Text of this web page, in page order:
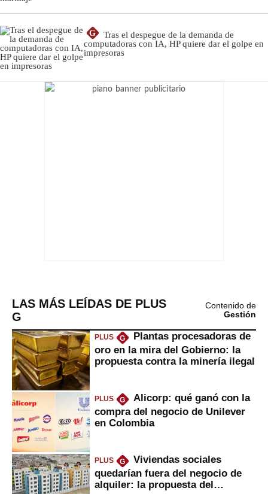
G
Tras el despegue de la demanda de
computadoras con IA, HP quiere dar el golpe en
impresoras
LAS MÁS LEÍDAS DE PLUS
G
Contenido de
Gestión
PLUS G
Plantas procesadoras de
oro en la mira del Gobierno: la
propuesta contra la minería ilegal
PLUS G
Alicorp: qué ganó con la
compra del negocio de Unilever
en Colombia
PLUS G
Viviendas sociales
quedarían fuera del negocio de
alquiler: la propuesta del